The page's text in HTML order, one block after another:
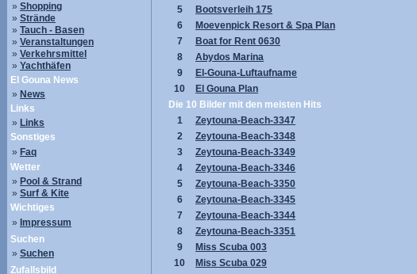
» Shopping
» Strände
» Tauch - Basen
» Veranstaltungen
» Verkehrsmittel
» Yachthäfen
El Gouna News
» News
Links
» Links
Sonstiges
» Faq
Wetter
» Pool & Strand
» Surf & Kite
Wichtiges
» Impressum
Suchen
» Suchen
Zufallsbild
5
Bootsverleih 175
6
Moevenpick Resort & Spa Plan
7
Boat for Rent 0630
8
Abydos Marina
9
El-Gouna-Luftaufname
10
El Gouna Plan
Die 10 Bilder mit den meisten Hits
1
Zeytouna-Beach-3347
2
Zeytouna-Beach-3348
3
Zeytouna-Beach-3349
4
Zeytouna-Beach-3346
5
Zeytouna-Beach-3350
6
Zeytouna-Beach-3345
7
Zeytouna-Beach-3344
8
Zeytouna-Beach-3351
9
Miss Scuba 003
10
Miss Scuba 029